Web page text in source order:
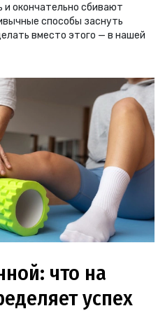
окончательно сбивают
способы заснуть
вместо этого — в нашей
что на
успех